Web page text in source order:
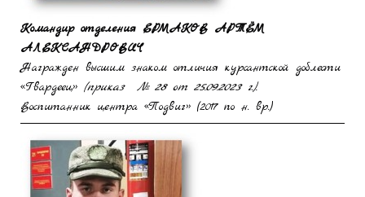
Командир отделения ЕРМАКОВ АРТЁМ
АЛЕКСАНДРОВИЧ
Награжден высшим знаком отличия курсантской доблести
«Гвардеец» (приказ № 28 от 25.09.2023 г.).
Воспитанник центра «Подвиг» (2017 по н. вр.)